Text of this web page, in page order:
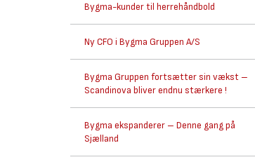
Bygma-kunder til herrehåndbold
Ny CFO i Bygma Gruppen A/S
Bygma Gruppen fortsætter sin vækst –
Scandinova bliver endnu stærkere !
Bygma ekspanderer – Denne gang på
Sjælland